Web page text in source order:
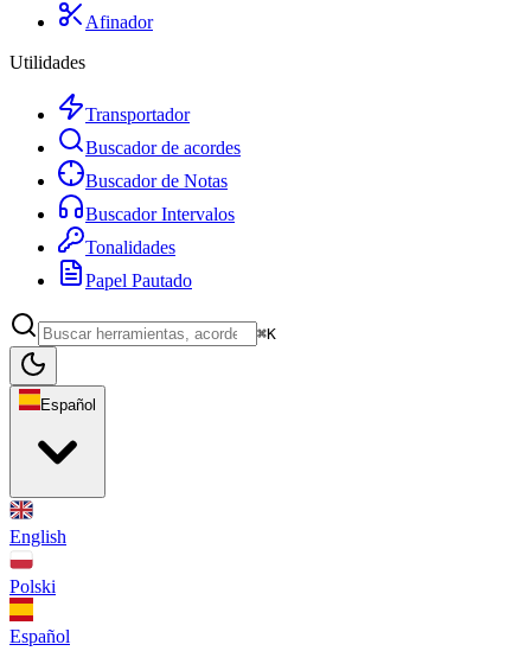
Afinador
Utilidades
Transportador
Buscador de acordes
Buscador de Notas
Buscador Intervalos
Tonalidades
Papel Pautado
⌘K
Español
English
Polski
Español